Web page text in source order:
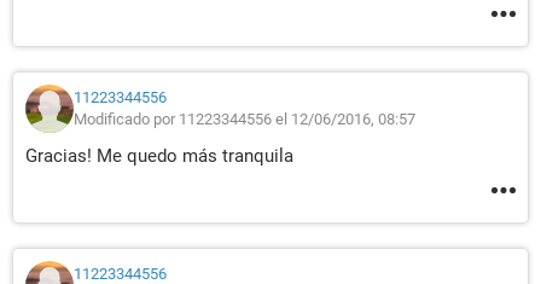
11223344556
Modificado por 11223344556 el 12/06/2016, 08:57
Gracias! Me quedo más tranquila
11223344556